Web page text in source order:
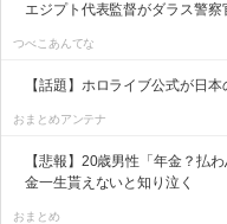
エジプト代表監督がダラス警察
つべこあんてな
【話題】ホロライブ公式が日
おまとめアンテナ
【悲報】20歳男性「年金？払
金一生貰えないと知り泣く
おまとめ